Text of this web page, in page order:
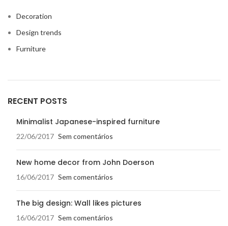
Decoration
Design trends
Furniture
RECENT POSTS
Minimalist Japanese-inspired furniture
22/06/2017 Sem comentários
New home decor from John Doerson
16/06/2017 Sem comentários
The big design: Wall likes pictures
16/06/2017 Sem comentários